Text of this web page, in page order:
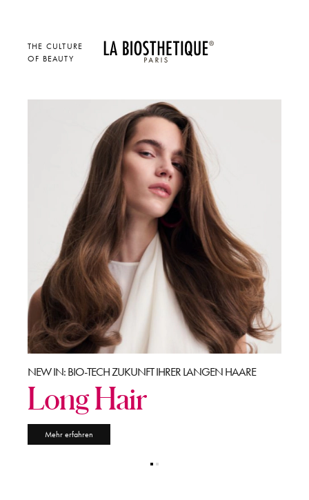
THE CULTURE
OF BEAUTY
NEW IN: BIO-TECH ZUKUNFT IHRER LANGEN HAARE
Long Hair
Mehr erfahren